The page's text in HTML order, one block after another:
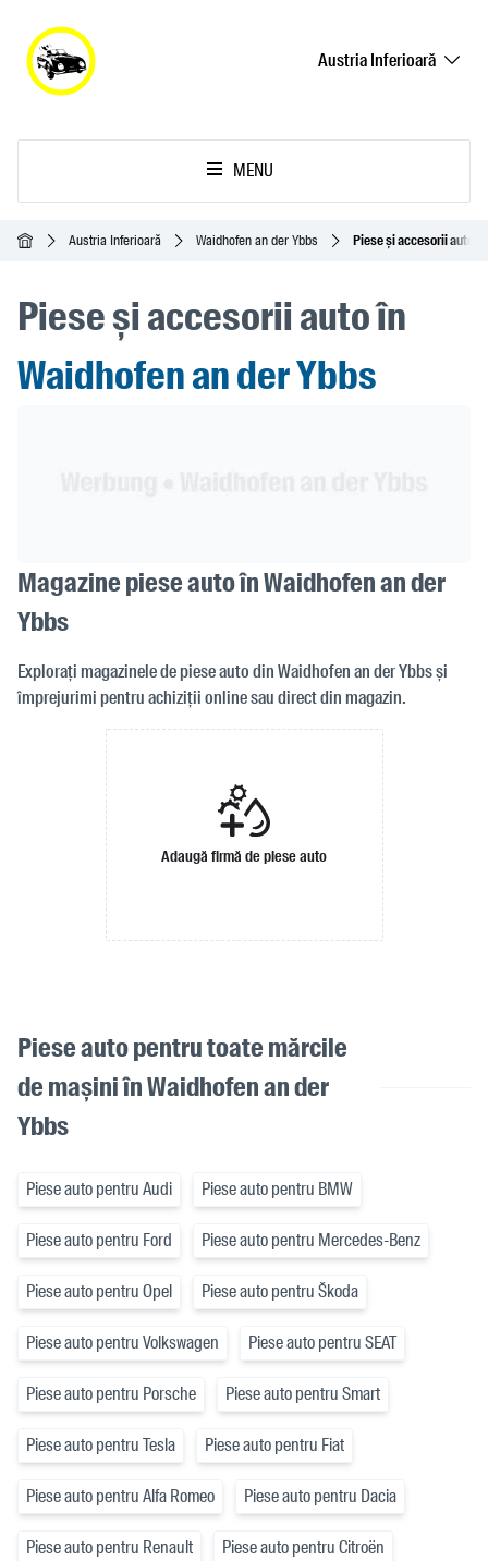
Austria Inferioară
MENU
Acasă Austria Inferioară Waidhofen an der Ybbs Piese și accesorii auto
Piese și accesorii auto în
Waidhofen an der Ybbs
Magazine piese auto în Waidhofen an der
Ybbs
Explorați magazinele de piese auto din Waidhofen an der Ybbs și
împrejurimi pentru achiziții online sau direct din magazin.
Adaugă firmă de piese auto
Piese auto pentru toate mărcile
de mașini în Waidhofen an der
Ybbs
Piese auto pentru Audi Piese auto pentru BMW
Piese auto pentru Ford Piese auto pentru Mercedes-Benz
Piese auto pentru Opel Piese auto pentru Škoda
Piese auto pentru Volkswagen Piese auto pentru SEAT
Piese auto pentru Porsche Piese auto pentru Smart
Piese auto pentru Tesla Piese auto pentru Fiat
Piese auto pentru Alfa Romeo Piese auto pentru Dacia
Piese auto pentru Renault Piese auto pentru Citroën